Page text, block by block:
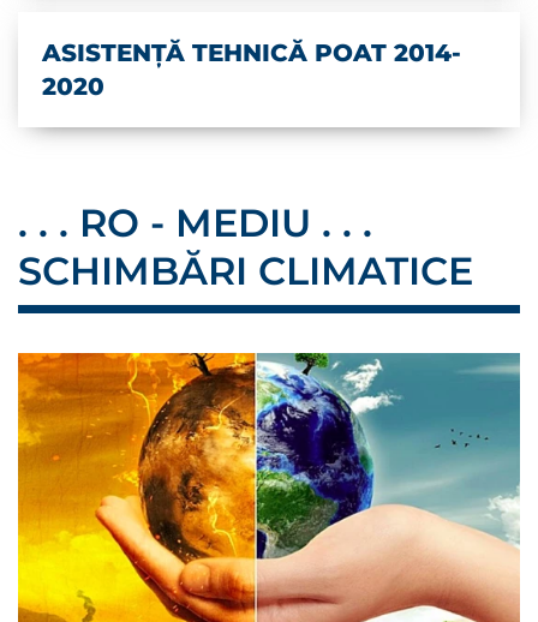
ASISTENȚĂ TEHNICĂ POAT 2014-
2020
. . . RO - MEDIU . . .
SCHIMBĂRI CLIMATICE